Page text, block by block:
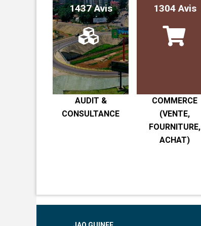
1437 Avis
AUDIT &
CONSULTANCE
1304 Avis
COMMERCE
(VENTE,
FOURNITURE,
ACHAT)